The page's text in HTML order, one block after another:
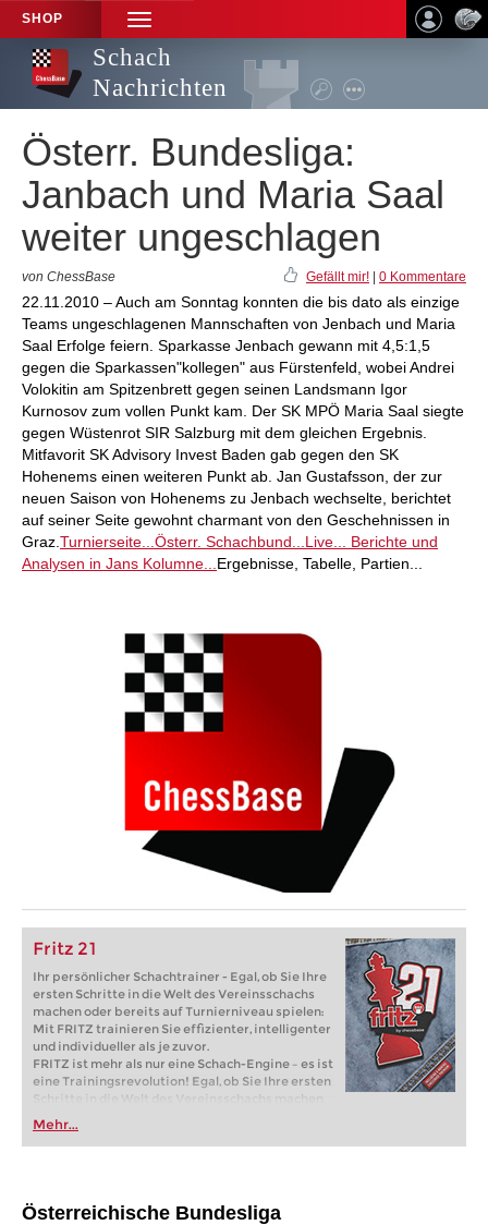
SHOP
TOGGLE
NAVIGATION
Schach
Nachrichten
Österr. Bundesliga:
Janbach und Maria Saal
weiter ungeschlagen
von ChessBase Gefällt mir! 0 Kommentare
22.11.2010 – Auch am Sonntag konnten die bis dato als einzige
Teams ungeschlagenen Mannschaften von Jenbach und Maria
Saal Erfolge feiern. Sparkasse Jenbach gewann mit 4,5:1,5
gegen die Sparkassen"kollegen" aus Fürstenfeld, wobei Andrei
Volokitin am Spitzenbrett gegen seinen Landsmann Igor
Kurnosov zum vollen Punkt kam. Der SK MPÖ Maria Saal siegte
gegen Wüstenrot SIR Salzburg mit dem gleichen Ergebnis.
Mitfavorit SK Advisory Invest Baden gab gegen den SK
Hohenems einen weiteren Punkt ab. Jan Gustafsson, der zur
neuen Saison von Hohenems zu Jenbach wechselte, berichtet
auf seiner Seite gewohnt charmant von den Geschehnissen in
Graz. Turnierseite... Österr. Schachbund... Live...
Berichte und
Analysen in Jans Kolumne... Ergebnisse, Tabelle, Partien...
Fritz 21
Ihr persönlicher Schachtrainer - Egal, ob Sie Ihre
ersten Schritte in die Welt des Vereinsschachs
machen oder bereits auf Turnierniveau spielen:
Mit FRITZ trainieren Sie effizienter, intelligenter
und individueller als je zuvor.
FRITZ ist mehr als nur eine Schach-Engine – es ist
eine Trainingsrevolution! Egal, ob Sie Ihre ersten
Schritte in die Welt des Vereinsschachs machen
oder bereits auf Turnierniveau spielen: Mit
FRITZ trainieren Sie effizienter, intelligenter und
individueller als je zuvor.
Mehr...
Österreichische Bundesliga